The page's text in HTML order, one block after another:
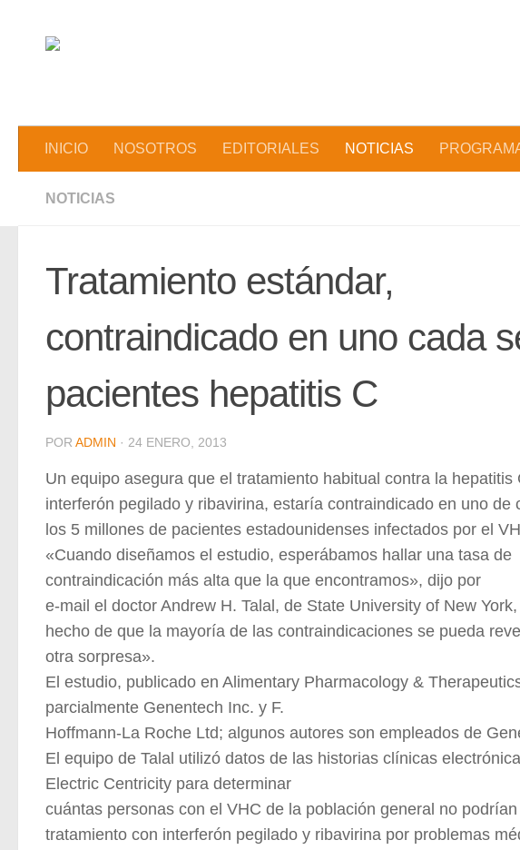
INICIO NOSOTROS EDITORIALES NOTICIAS
NOTICIAS
Tratamiento estándar,
contraindicado en uno cada
pacientes hepatitis C
POR ADMIN · 24 ENERO, 2013
Un equipo asegura que el tratamiento habitual contra la hepatitis
interferón pegilado y ribavirina, estaría contraindicado en uno de
los 5 millones de pacientes estadounidenses infectados por el
«Cuando diseñamos el estudio, esperábamos hallar una tasa de
contraindicación más alta que la que encontramos», dijo por
e-mail el doctor Andrew H. Talal, de State University of New York,
hecho de que la mayoría de las contraindicaciones se pueda
otra sorpresa».
El estudio, publicado en Alimentary Pharmacology &
parcialmente Genentech Inc. y F.
Hoffmann-La Roche Ltd; algunos autores son empleados de
El equipo de Talal utilizó datos de las historias clínicas
Electric Centricity para determinar
cuántas personas con el VHC de la población general no podrían
tratamiento con interferón pegilado y ribavirina por problemas